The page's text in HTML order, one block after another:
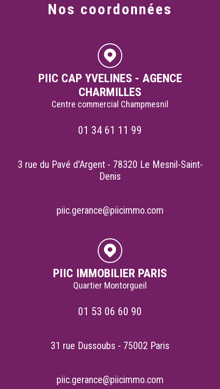
Nos coordonnées
PIIC CAP YVELINES - AGENCE
CHARMILLES
Centre commercial Champmesnil
01 34 61 11 99
3 rue du Pavé d'Argent - 78320 Le Mesnil-Saint-
Denis
piic.gerance@piicimmo.com
PIIC IMMOBILIER PARIS
Quartier Montorgueil
01 53 06 60 90
31 rue Dussoubs - 75002 Paris
piic.gerance@piicimmo.com